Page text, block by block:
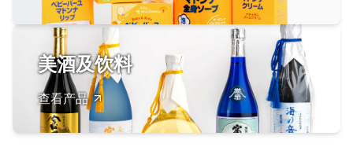
美酒及饮料
查看产品